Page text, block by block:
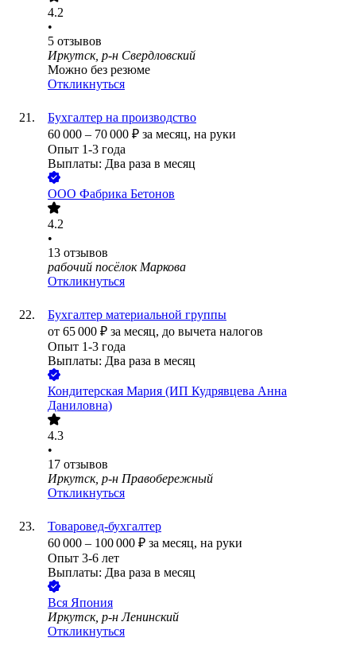
4.2
•
5 отзывов
Иркутск, р-н Свердловский
Можно без резюме
Откликнуться
Бухгалтер на производство
60 000 – 70 000 ₽ за месяц, на руки
Опыт 1-3 года
Выплаты: Два раза в месяц
ООО Фабрика Бетонов
4.2
•
13 отзывов
рабочий посёлок Маркова
Откликнуться
Бухгалтер материальной группы
от 65 000 ₽ за месяц, до вычета налогов
Опыт 1-3 года
Выплаты: Два раза в месяц
Кондитерская Мария (ИП Кудрявцева Анна
Даниловна)
4.3
•
17 отзывов
Иркутск, р-н Правобережный
Откликнуться
Товаровед-бухгалтер
60 000 – 100 000 ₽ за месяц, на руки
Опыт 3-6 лет
Выплаты: Два раза в месяц
Вся Япония
Иркутск, р-н Ленинский
Откликнуться